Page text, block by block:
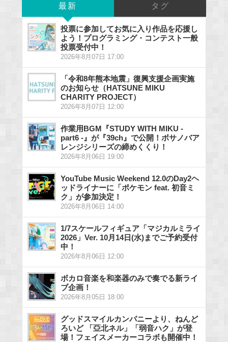
最新 タグ
投票に参加してお気に入り作品を応援し
よう！プログラミング・コンテスト一般
投票受付中！
2026年8月07日 17:00
「令和8年熊本地震」復興支援企画実施
のお知らせ（HATSUNE MIKU
CHARITY PROJECT）
2026年8月07日 12:00
作業用BGM『STUDY WITH MIKU -
part6 -』が『39ch』で公開！ボサノバア
レンジシリーズの締めくくり！
2026年8月06日 19:00
YouTube Music Weekend 12.0のDay2ヘ
ッドライナーに「ポケモン feat. 初音ミ
ク」が参加決定！
2026年8月06日 14:00
1/7スケールフィギュア「マジカルミライ
2026」Ver. 10月14日(水)までご予約受付
中！
2026年8月06日 12:00
ボカロ音楽を和楽器のみで奏でる新ライ
ブ企画！
2026年8月05日 18:00
グッドスマイルカンパニーより、ねんど
ろいど 「亞北ネル」「弱音ハク」が登
場！フェイスメーカーコラボも開催中！